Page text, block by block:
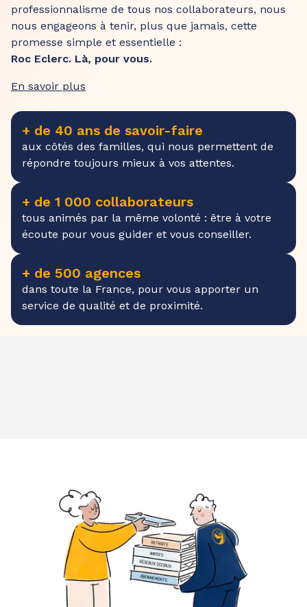
professionnalisme de tous nos collaborateurs, nous
nous engageons à tenir, plus que jamais, cette
promesse simple et essentielle :
Roc Eclerc. Là, pour vous.
En savoir plus
+ de 40 ans de savoir-faire
aux côtés des familles, qui nous permettent de
répondre toujours mieux à vos attentes.
+ de 1 000 collaborateurs
tous animés par la même volonté : être à votre
écoute pour vous guider et vous conseiller.
+ de 500 agences
dans toute la France, pour vous apporter un
service de qualité et de proximité.